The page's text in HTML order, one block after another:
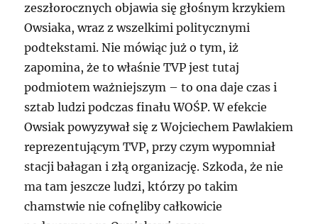
zeszłorocznych objawia się głośnym krzykiem
Owsiaka, wraz z wszelkimi politycznymi
podtekstami. Nie mówiąc już o tym, iż
zapomina, że to właśnie TVP jest tutaj
podmiotem ważniejszym – to ona daje czas i
sztab ludzi podczas finału WOŚP. W efekcie
Owsiak powyzywał się z Wojciechem Pawlakiem
reprezentującym TVP, przy czym wypomniał
stacji bałagan i złą organizację. Szkoda, że nie
ma tam jeszcze ludzi, którzy po takim
chamstwie nie cofnęliby całkowicie